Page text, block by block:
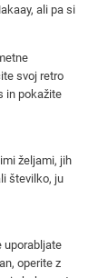
ali pa si
svoj retro
in pokažite
željami, jih
številko, ju
uporabljate
operite z